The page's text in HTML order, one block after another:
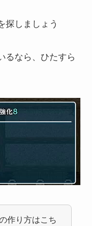
探しましょう
るなら、ひたすら
作り方はこち